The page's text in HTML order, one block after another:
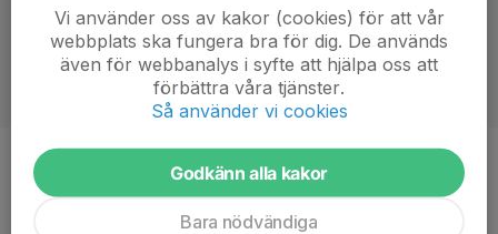
Titel
Tränare
Vi använder oss av kakor (cookies) för att vår
webbplats ska fungera bra för dig. De används
även för webbanalys i syfte att hjälpa oss att
förbättra våra tjänster.
Så använder vi cookies
Godkänn alla kakor
Bara nödvändiga